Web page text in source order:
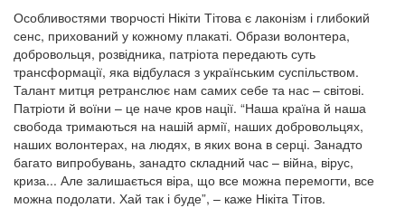
Особливостями творчості Нікіти Тітова є лаконізм і глибокий
сенс, прихований у кожному плакаті. Образи волонтера,
добровольця, розвідника, патріота передають суть
трансформації, яка відбулася з українським суспільством.
Талант митця ретранслює нам самих себе та нас – світові.
Патріоти й воїни – це наче кров нації. “Наша країна й наша
свобода тримаються на нашій армії, наших добровольцях,
наших волонтерах, на людях, в яких вона в серці. Занадто
багато випробувань, занадто складний час – війна, вірус,
криза... Але залишається віра, що все можна перемогти, все
можна подолати. Хай так і буде”, – каже Нікіта Тітов.